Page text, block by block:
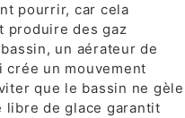
pourrir, car cela
produire des gaz
un aérateur de
crée un mouvement
que le bassin ne gèle
libre de glace garantit